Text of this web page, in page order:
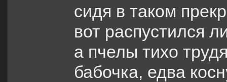
сидя в таком
вот распустился
а пчелы тихо
бабочка, едва